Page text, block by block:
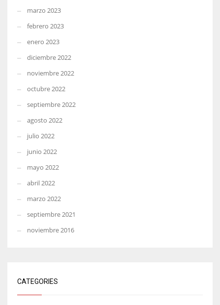
marzo 2023
febrero 2023
enero 2023
diciembre 2022
noviembre 2022
octubre 2022
septiembre 2022
agosto 2022
julio 2022
junio 2022
mayo 2022
abril 2022
marzo 2022
septiembre 2021
noviembre 2016
CATEGORIES